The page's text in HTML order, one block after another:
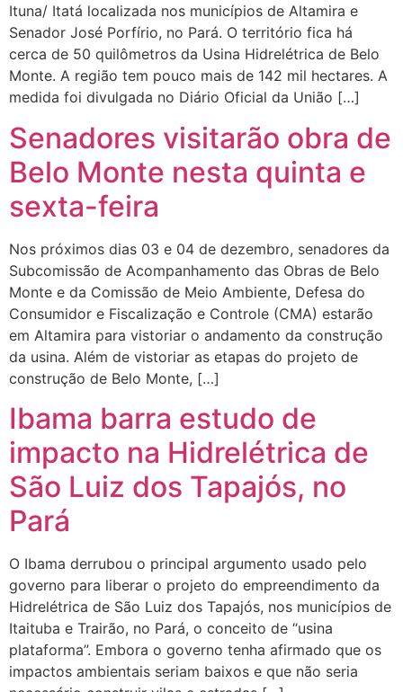
Ituna/ Itatá localizada nos municípios de Altamira e
Senador José Porfírio, no Pará. O território fica há
cerca de 50 quilômetros da Usina Hidrelétrica de Belo
Monte. A região tem pouco mais de 142 mil hectares. A
medida foi divulgada no Diário Oficial da União […]
Senadores visitarão obra de
Belo Monte nesta quinta e
sexta-feira
Nos próximos dias 03 e 04 de dezembro, senadores da
Subcomissão de Acompanhamento das Obras de Belo
Monte e da Comissão de Meio Ambiente, Defesa do
Consumidor e Fiscalização e Controle (CMA) estarão
em Altamira para vistoriar o andamento da construção
da usina. Além de vistoriar as etapas do projeto de
construção de Belo Monte, […]
Ibama barra estudo de
impacto na Hidrelétrica de
São Luiz dos Tapajós, no
Pará
O Ibama derrubou o principal argumento usado pelo
governo para liberar o projeto do empreendimento da
Hidrelétrica de São Luiz dos Tapajós, nos municípios de
Itaituba e Trairão, no Pará, o conceito de “usina
plataforma”. Embora o governo tenha afirmado que os
impactos ambientais seriam baixos e que não seria